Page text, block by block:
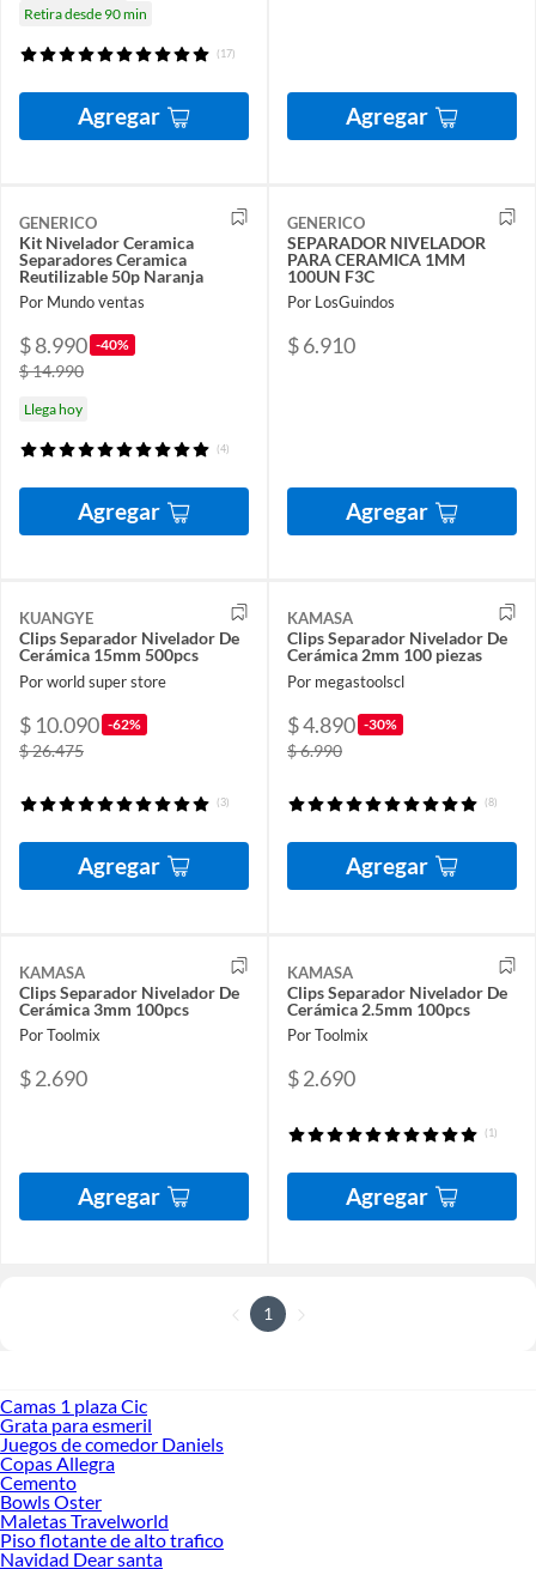
Retira desde 90 min
(17)
Agregar Agregar
GENERICO
Kit Nivelador Ceramica
Separadores Ceramica
Reutilizable 50p Naranja
Por Mundo ventas
$ 8.990 -40%
$ 14.990
Llega hoy
(4)
Agregar
GENERICO
SEPARADOR NIVELADOR
PARA CERAMICA 1MM
100UN F3C
Por LosGuindos
$ 6.910
Agregar
KUANGYE
Clips Separador Nivelador De
Cerámica 15mm 500pcs
Por world super store
$ 10.090 -62%
$ 26.475
(3)
Agregar
KAMASA
Clips Separador Nivelador De
Cerámica 2mm 100 piezas
Por megastoolscl
$ 4.890 -30%
$ 6.990
(8)
Agregar
KAMASA
Clips Separador Nivelador De
Cerámica 3mm 100pcs
Por Toolmix
$ 2.690
Agregar
KAMASA
Clips Separador Nivelador De
Cerámica 2.5mm 100pcs
Por Toolmix
$ 2.690
(1)
Agregar
1
Camas 1 plaza Cic
Grata para esmeril
Juegos de comedor Daniels
Copas Allegra
Cemento
Bowls Oster
Maletas Travelworld
Piso flotante de alto trafico
Navidad Dear santa